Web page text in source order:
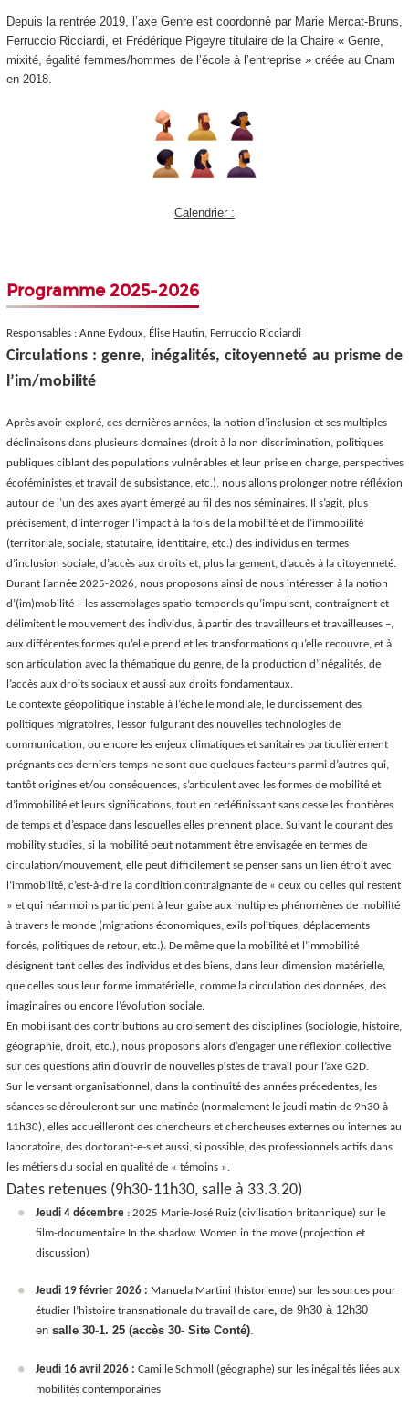
Depuis la rentrée 2019, l’axe Genre est coordonné par Marie Mercat-Bruns,
Ferruccio Ricciardi, et Frédérique Pigeyre titulaire de la Chaire « Genre,
mixité, égalité femmes/hommes de l’école à l’entreprise » créée au Cnam
en 2018.
Calendrier :
Programme 2025-2026
Responsables : Anne Eydoux, Élise Hautin, Ferruccio Ricciardi
Circulations : genre, inégalités, citoyenneté au prisme de
l’im/mobilité
Après avoir exploré, ces dernières années, la notion d’inclusion et ses multiples
déclinaisons dans plusieurs domaines (droit à la non discrimination, politiques
publiques ciblant des populations vulnérables et leur prise en charge, perspectives
écoféministes et travail de subsistance, etc.), nous allons prolonger notre réfléxion
autour de l’un des axes ayant émergé au fil des nos séminaires. Il s’agit, plus
précisement, d’interroger l’impact à la fois de la mobilité et de l’immobilité
(territoriale, sociale, statutaire, identitaire, etc.) des individus en termes
d’inclusion sociale, d’accès aux droits et, plus largement, d’accès à la citoyenneté.
Durant l’année 2025-2026, nous proposons ainsi de nous intéresser à la notion
d’(im)mobilité – les assemblages spatio-temporels qu’impulsent, contraignent et
délimitent le mouvement des individus, à partir des travailleurs et travailleuses –,
aux différentes formes qu’elle prend et les transformations qu’elle recouvre, et à
son articulation avec la thématique du genre, de la production d’inégalités, de
l’accès aux droits sociaux et aussi aux droits fondamentaux.
Le contexte géopolitique instable à l’échelle mondiale, le durcissement des
politiques migratoires, l’essor fulgurant des nouvelles technologies de
communication, ou encore les enjeux climatiques et sanitaires particulièrement
prégnants ces derniers temps ne sont que quelques facteurs parmi d’autres qui,
tantôt origines et/ou conséquences, s’articulent avec les formes de mobilité et
d’immobilité et leurs significations, tout en redéfinissant sans cesse les frontières
de temps et d’espace dans lesquelles elles prennent place. Suivant le courant des
mobility studies, si la mobilité peut notamment être envisagée en termes de
circulation/mouvement, elle peut difficilement se penser sans un lien étroit avec
l’immobilité, c’est-à-dire la condition contraignante de « ceux ou celles qui restent
» et qui néanmoins participent à leur guise aux multiples phénomènes de mobilité
à travers le monde (migrations économiques, exils politiques, déplacements
forcés, politiques de retour, etc.). De même que la mobilité et l’immobilité
désignent tant celles des individus et des biens, dans leur dimension matérielle,
que celles sous leur forme immatérielle, comme la circulation des données, des
imaginaires ou encore l’évolution sociale.
En mobilisant des contributions au croisement des disciplines (sociologie, histoire,
géographie, droit, etc.), nous proposons alors d’engager une réflexion collective
sur ces questions afin d’ouvrir de nouvelles pistes de travail pour l’axe G2D.
Sur le versant organisationnel, dans la continuité des années précedentes, les
séances se dérouleront sur une matinée (normalement le jeudi matin de 9h30 à
11h30), elles accueilleront des chercheurs et chercheuses externes ou internes au
laboratoire, des doctorant-e-s et aussi, si possible, des professionnels actifs dans
les métiers du social en qualité de « témoins ».
Dates retenues (9h30-11h30, salle à 33.3.20)
Jeudi 4 décembre : 2025 Marie-José Ruiz (civilisation britannique) sur le
film-documentaire In the shadow. Women in the move (projection et
discussion)
Jeudi 19 février 2026 : Manuela Martini (historienne) sur les sources pour
étudier l’histoire transnationale du travail de care, de 9h30 à 12h30
en salle 30-1. 25 (accès 30- Site Conté).
Jeudi 16 avril 2026 : Camille Schmoll (géographe) sur les inégalités liées aux
mobilités contemporaines